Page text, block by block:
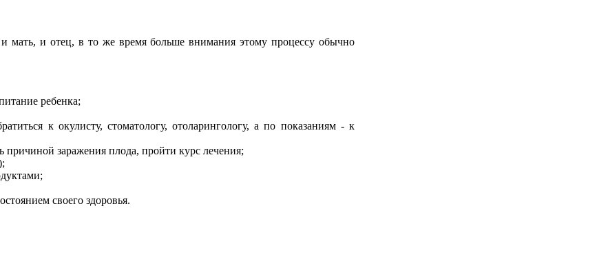
мать, и отец, в то же время больше внимания этому процессу обычно
ребенка;
к окулисту, стоматологу, отоларингологу, а по показаниям - к
причиной заражения плода, пройти курс лечения;
своего здоровья.